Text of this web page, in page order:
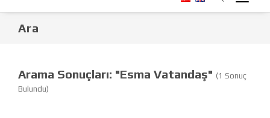
Ara
Arama Sonuçları: "Esma Vatandaş" (1 Sonuç
Bulundu)